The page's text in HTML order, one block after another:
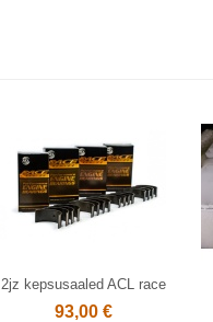
2jz kepsusaaled ACL race
93,00 €